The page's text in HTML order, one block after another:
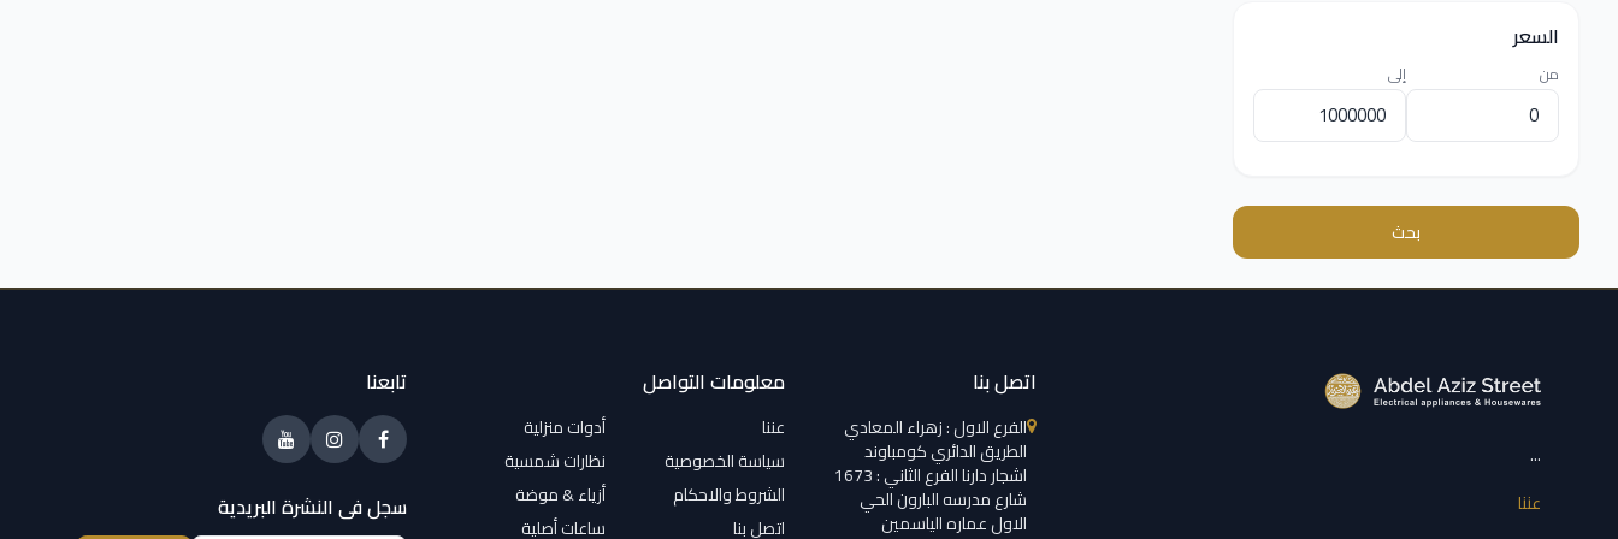
السعر
من إلى
بحث
...
عننا
اتصل بنا
الفرع الاول : زهراء المعادي
الطريق الدائري كومباوند
اشجار دارنا الفرع الثاني : 1673
شارع مدرسه البارون الحي
الاول عماره الياسمين
معلومات التواصل
عننا
سياسة الخصوصية
الشروط والاحكام
اتصل بنا
أدوات منزلية
نظارات شمسية
أزياء & موضة
ساعات أصلية
تابعنا
سجل فى النشرة البريدية